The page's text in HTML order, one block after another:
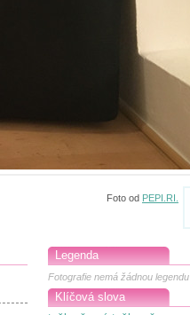
Foto od PEPI.RI.
Legenda
Fotografie nemá žádnou legendu
Klíčová slova